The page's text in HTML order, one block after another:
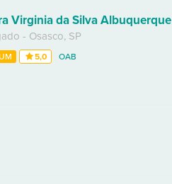
Virginia da Silva Albuquerque
- Osasco, SP
5,0 OAB